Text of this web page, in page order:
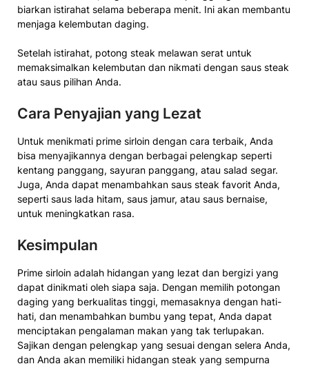
biarkan istirahat selama beberapa menit. Ini akan membantu
menjaga kelembutan daging.
Setelah istirahat, potong steak melawan serat untuk
memaksimalkan kelembutan dan nikmati dengan saus steak
atau saus pilihan Anda.
Cara Penyajian yang Lezat
Untuk menikmati prime sirloin dengan cara terbaik, Anda
bisa menyajikannya dengan berbagai pelengkap seperti
kentang panggang, sayuran panggang, atau salad segar.
Juga, Anda dapat menambahkan saus steak favorit Anda,
seperti saus lada hitam, saus jamur, atau saus bernaise,
untuk meningkatkan rasa.
Kesimpulan
Prime sirloin adalah hidangan yang lezat dan bergizi yang
dapat dinikmati oleh siapa saja. Dengan memilih potongan
daging yang berkualitas tinggi, memasaknya dengan hati-
hati, dan menambahkan bumbu yang tepat, Anda dapat
menciptakan pengalaman makan yang tak terlupakan.
Sajikan dengan pelengkap yang sesuai dengan selera Anda,
dan Anda akan memiliki hidangan steak yang sempurna